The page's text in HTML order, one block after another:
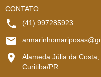
CONTATO
(41) 997285923
Alameda Júlia da
Curitiba/PR